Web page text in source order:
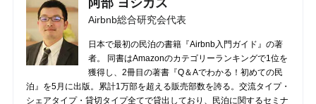
阿部 ヨシカズ
Airbnb総合研究会代表
日本で最初の民泊の書籍『Airbnb入門ガイド』の著
者。 同書はAmazonのカテゴリーランキングで1位を
獲得し、2冊目の著書『Q＆Aでわかる！初めての民
泊』を5月に出版。累計1万部を超える販売部数を誇る。交流タイプ・
シェアタイプ・貸切タイプ全てで貸出しており、民泊に関するセミナ